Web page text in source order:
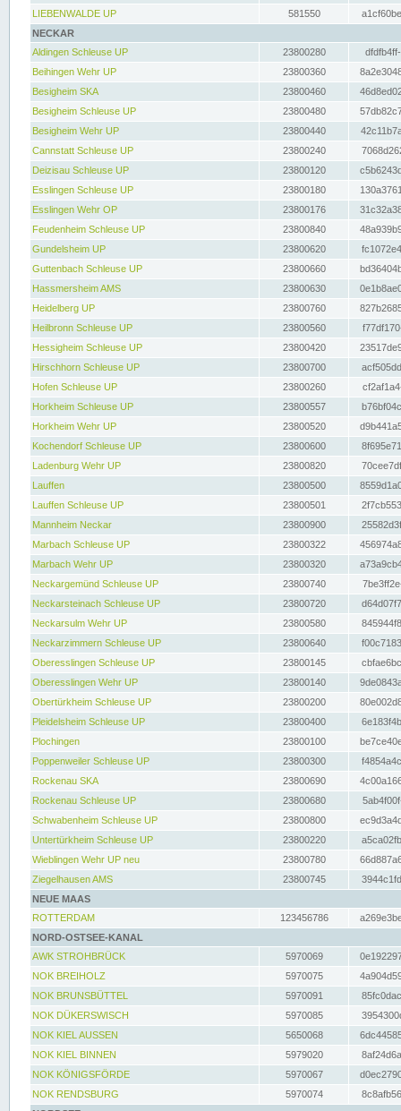
LIEBENWALDE UP
581550
NECKAR
Aldingen Schleuse UP
23800280
Beihingen Wehr UP
23800360
Besigheim SKA
23800460
Besigheim Schleuse UP
23800480
Besigheim Wehr UP
23800440
Cannstatt Schleuse UP
23800240
Deizisau Schleuse UP
23800120
Esslingen Schleuse UP
23800180
Esslingen Wehr OP
23800176
Feudenheim Schleuse UP
23800840
Gundelsheim UP
23800620
Guttenbach Schleuse UP
23800660
Hassmersheim AMS
23800630
Heidelberg UP
23800760
Heilbronn Schleuse UP
23800560
Hessigheim Schleuse UP
23800420
Hirschhorn Schleuse UP
23800700
Hofen Schleuse UP
23800260
Horkheim Schleuse UP
23800557
Horkheim Wehr UP
23800520
Kochendorf Schleuse UP
23800600
Ladenburg Wehr UP
23800820
Lauffen
23800500
Lauffen Schleuse UP
23800501
Mannheim Neckar
23800900
Marbach Schleuse UP
23800322
Marbach Wehr UP
23800320
Neckargemünd Schleuse UP
23800740
Neckarsteinach Schleuse UP
23800720
Neckarsulm Wehr UP
23800580
Neckarzimmern Schleuse UP
23800640
Oberesslingen Schleuse UP
23800145
Oberesslingen Wehr UP
23800140
Obertürkheim Schleuse UP
23800200
Pleidelsheim Schleuse UP
23800400
Plochingen
23800100
Poppenweiler Schleuse UP
23800300
Rockenau SKA
23800690
Rockenau Schleuse UP
23800680
Schwabenheim Schleuse UP
23800800
Untertürkheim Schleuse UP
23800220
Wieblingen Wehr UP neu
23800780
Ziegelhausen AMS
23800745
NEUE MAAS
ROTTERDAM
123456786
NORD-OSTSEE-KANAL
AWK STROHBRÜCK
5970069
NOK BREIHOLZ
5970075
NOK BRUNSBÜTTEL
5970091
NOK DÜKERSWISCH
5970085
NOK KIEL AUSSEN
5650068
NOK KIEL BINNEN
5979020
NOK KÖNIGSFÖRDE
5970067
NOK RENDSBURG
5970074